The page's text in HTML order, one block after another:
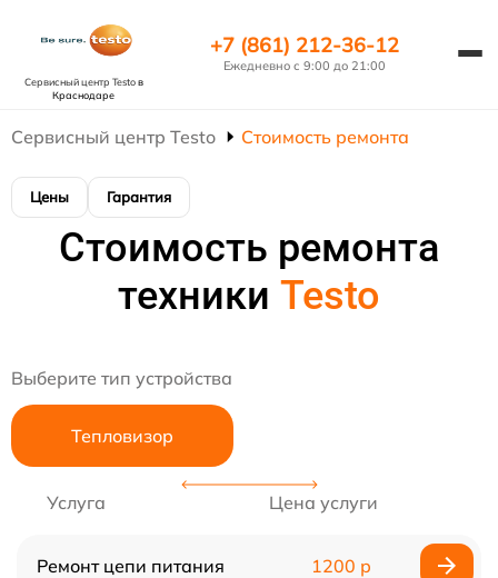
Сервисный центр Testoв
Краснодаре
+7 (861) 212-36-12
Ежедневно с 9:00 до 21:00
Сервисный центр Testo Стоимость ремонта
Цены Гарантия
Стоимость ремонта
техники Testo
Выберите тип устройства
Тепловизор
Услуга Цена услуги
Ремонт цепи питания 1200 р